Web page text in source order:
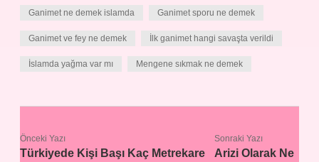
Ganimet ne demek islamda Ganimet sporu ne demek
Ganimet ve fey ne demek İlk ganimet hangi savaşta verildi
İslamda yağma var mı Mengene sıkmak ne demek
Önceki Yazı
Türkiyede Kişi Başı Kaç Metrekare
Sonraki Yazı
Arizi Olarak Ne